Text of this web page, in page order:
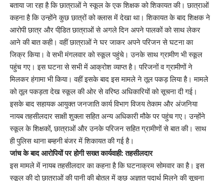
बताया जा रहा है कि छात्राओं ने स्कूल के एक शिक्षक को शिकायत की। छात्राओं
कहना है कि उन्होंने कुछ छात्रों को क्लास में देखा था। शिकायत के बाद शिक्षक ने
आरोपी छात्र और पीडि़त छात्राओं से अगले दिन अपने पालकों को साथ लेकर
आने की बात कही। वहीं छात्राओं ने घर जाकर अपने परिजन से घटना का
जिक्र किया। वे सभी मंगलवार को स्कूल पहुंचे। उनके साथ ग्रामीण भी स्कूल
पहुंच गए। इस घटना से सभी में आक्रोश व्याप्त है। परिजनों व ग्रामीणों ने
मिलकर हंगामा भी किया। वहीं इसके बाद इस मामले ने तूल पकड़ लिया है। मामले
को तूल पकड़ता देख स्कूल की ओर से वरिष्ठ अधिकारियों को सूचना दी गई।
इसके बाद सहायक आयुक्त जनजाति कार्य विभाग विजय तेकाम और अंजनिया
नायब तहसीलदार साक्षी शुक्ला सहित अन्य अधिकारी मौके पर पहुंच गए। उन्होंने
स्कूल के शिक्षकों, छात्राओं और उनके परिजन सहित ग्रामीणों से बात की। साथ
ही पुलिस थाना बम्हनी बंजर में शिकायत की गई है।
जांच के बाद आरोपियों पर होगी सख्त कार्यवाही: तहसीलदार
इस मामले में नायब तहसीलदार का कहना है कि घटनाक्रम सोमवार का है। इस
स्कूल की दो छात्राओं की पानी की बोतल में कुछ अज्ञात पदार्थ मिलने की सूचना